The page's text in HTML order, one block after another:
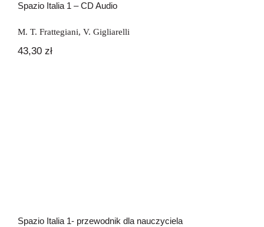
Spazio Italia 1 – CD Audio
M. T. Frattegiani, V. Gigliarelli
43,30 zł
Spazio Italia 1- przewodnik dla nauczyciela